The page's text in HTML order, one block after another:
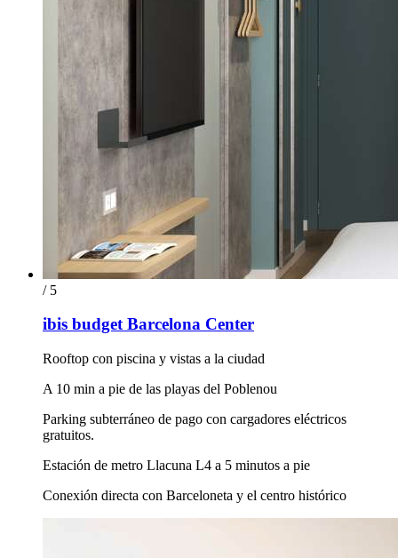
/ 5
ibis budget Barcelona Center
Rooftop con piscina y vistas a la ciudad
A 10 min a pie de las playas del Poblenou
Parking subterráneo de pago con cargadores eléctricos
gratuitos.
Estación de metro Llacuna L4 a 5 minutos a pie
Conexión directa con Barceloneta y el centro histórico